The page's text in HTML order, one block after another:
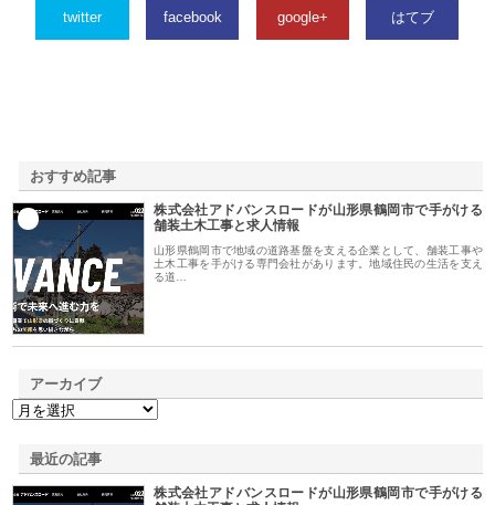
twitter facebook google+ はてブ
おすすめ記事
株式会社アドバンスロードが山形県鶴岡市で手がける
舗装土木工事と求人情報
山形県鶴岡市で地域の道路基盤を支える企業として、舗装工事や
土木工事を手がける専門会社があります。地域住民の生活を支え
る道…
アーカイブ
最近の記事
株式会社アドバンスロードが山形県鶴岡市で手がける